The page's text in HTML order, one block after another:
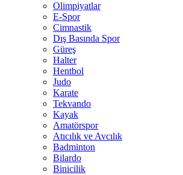
Olimpiyatlar
E-Spor
Cimnastik
Dış Basında Spor
Güreş
Halter
Hentbol
Judo
Karate
Tekvando
Kayak
Amatörspor
Atıcılık ve Avcılık
Badminton
Bilardo
Binicilik